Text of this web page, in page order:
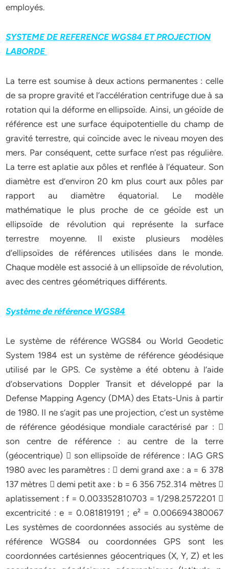
employés.
SYSTEME DE REFERENCE WGS84 ET PROJECTION
LABORDE
La terre est soumise à deux actions permanentes : celle
de sa propre gravité et l’accélération centrifuge due à sa
rotation qui la déforme en ellipsoïde. Ainsi, un géoïde de
référence est une surface équipotentielle du champ de
gravité terrestre, qui coïncide avec le niveau moyen des
mers. Par conséquent, cette surface n’est pas régulière.
La terre est aplatie aux pôles et renflée à l’équateur. Son
diamètre est d’environ 20 km plus court aux pôles par
rapport au diamètre équatorial. Le modèle
mathématique le plus proche de ce géoïde est un
ellipsoïde de révolution qui représente la surface
terrestre moyenne. Il existe plusieurs modèles
d’ellipsoïdes de références utilisées dans le monde.
Chaque modèle est associé à un ellipsoïde de révolution,
avec des centres géométriques différents.
Système de référence WGS84
Le système de référence WGS84 ou World Geodetic
System 1984 est un système de référence géodésique
utilisé par le GPS. Ce système a été obtenu à l’aide
d’observations Doppler Transit et développé par la
Defense Mapping Agency (DMA) des Etats-Unis à partir
de 1980. Il ne s’agit pas une projection, c’est un système
de référence géodésique mondiale caractérisé par : 
son centre de référence : au centre de la terre
(géocentrique)  son ellipsoïde de référence : IAG GRS
1980 avec les paramètres :  demi grand axe : a = 6 378
137 mètres  demi petit axe : b = 6 356 752.314 mètres 
aplatissement : f = 0.003352810703 = 1/298.2572201 
excentricité : e = 0.081819191 ; e² = 0.006694380067
Les systèmes de coordonnées associés au système de
référence WGS84 ou coordonnées GPS sont les
coordonnées cartésiennes géocentriques (X, Y, Z) et les